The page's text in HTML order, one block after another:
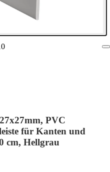
PVC
für Kanten und
cm, Hellgrau